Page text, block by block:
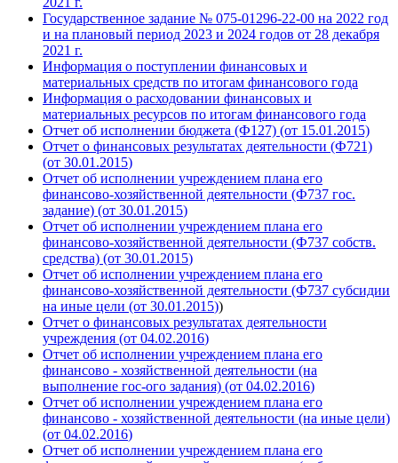
Государственное задание № 075-01296-22-00 на 2022 год
и на плановый период 2023 и 2024 годов от 28 декабря
2021 г.
Информация о поступлении финансовых и
материальных средств по итогам финансового года
Информация о расходовании финансовых и
материальных ресурсов по итогам финансового года
Отчет об исполнении бюджета (Ф127) (от 15.01.2015)
Отчет о финансовых результатах деятельности (Ф721)
(от 30.01.2015)
Отчет об исполнении учреждением плана его
финансово-хозяйственной деятельности (Ф737 гос.
задание) (от 30.01.2015)
Отчет об исполнении учреждением плана его
финансово-хозяйственной деятельности (Ф737 собств.
средства) (от 30.01.2015)
Отчет об исполнении учреждением плана его
финансово-хозяйственной деятельности (Ф737 субсидии
на иные цели (от 30.01.2015))
Отчет о финансовых результатах деятельности
учреждения (от 04.02.2016)
Отчет об исполнении учреждением плана его
финансово - хозяйственной деятельности (на
выполнение гос-ого задания) (от 04.02.2016)
Отчет об исполнении учреждением плана его
финансово - хозяйственной деятельности (на иные цели)
(от 04.02.2016)
Отчет об исполнении учреждением плана его